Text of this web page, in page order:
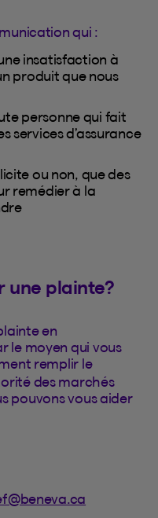
qui :
insatisfaction à
produit que nous
personne qui fait
services d’assurance
ou non, que des
remédier à la
une plainte?
en
le moyen qui vous
remplir le
dans un nouvel
des marchés
pouvons vous aider